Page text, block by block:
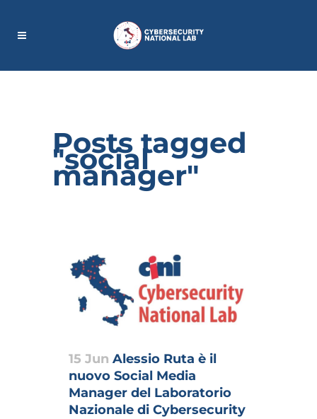
Posts tagged
"social
manager"
15 Jun Alessio Ruta è il
nuovo Social Media
Manager del Laboratorio
Nazionale di Cybersecurity